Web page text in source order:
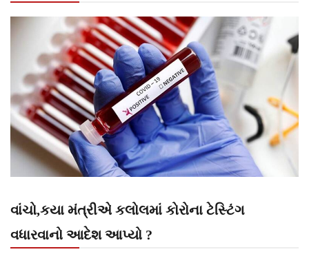
વાંચો,કયા મંત્રીએ કલોલમાં કોરોના ટેસ્ટિંગ
વધારવાનો આદેશ આપ્યો ?